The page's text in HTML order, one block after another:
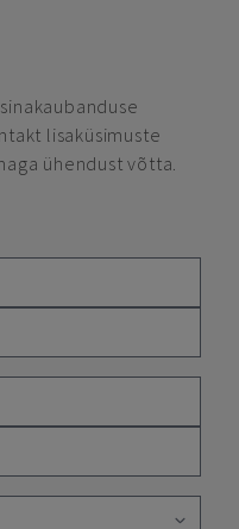
lisaküsimuste
ühendust võtta.